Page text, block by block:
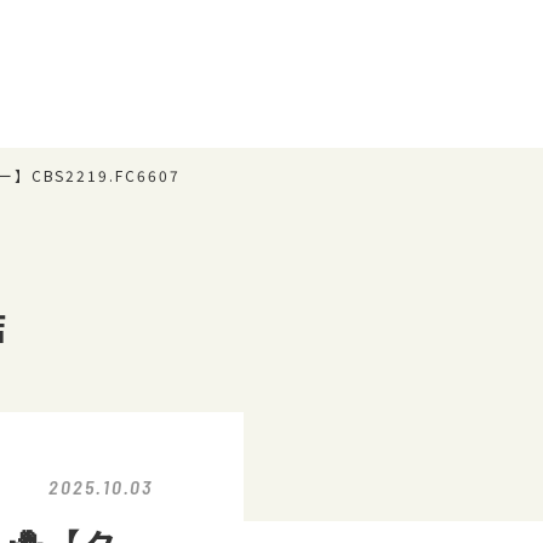
】CBS2219.FC6607
2025.10.03